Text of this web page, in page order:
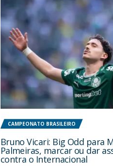
CAMPEONATO BRASILEIRO
Bruno Vicari: Big Odd para
Palmeiras, marcar ou dar
contra o Internacional